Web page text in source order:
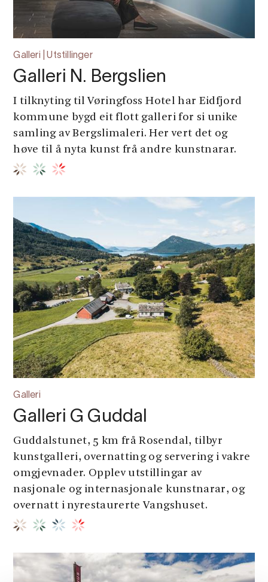
Galleri | Utstillinger
Galleri N. Bergslien
I tilknyting til Vøringfoss Hotel har Eidfjord
kommune bygd eit flott galleri for si unike
samling av Bergslimaleri. Her vert det og
høve til å nyta kunst frå andre kunstnarar.
Galleri
Galleri G Guddal
Guddalstunet, 5 km frå Rosendal, tilbyr
kunstgalleri, overnatting og servering i vakre
omgjevnader. Opplev utstillingar av
nasjonale og internasjonale kunstnarar, og
overnatt i nyrestaurerte Vangshuset.